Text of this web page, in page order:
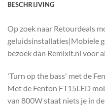
BESCHRIJVING
Op zoek naar Retourdeals
geluidsinstallaties|Mobiele
bezoek dan Remixit.nl voor
'Turn op the bass' met de
Met de Fenton FT15LED
van 800W staat niets je in